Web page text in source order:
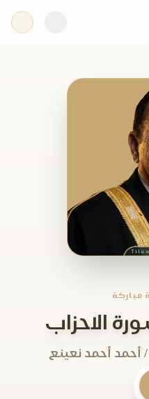
مباركة
الاحزاب
أحمد نعينع